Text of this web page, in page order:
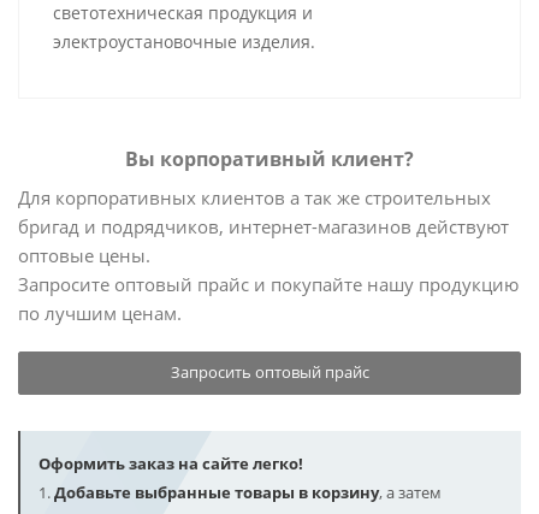
светотехническая продукция и
электроустановочные изделия.
Вы корпоративный клиент?
Для корпоративных клиентов а так же строительных
бригад и подрядчиков, интернет-магазинов действуют
оптовые цены.
Запросите оптовый прайс и покупайте нашу продукцию
по лучшим ценам.
Запросить оптовый прайс
Оформить заказ на сайте легко!
1.Добавьте выбранные товары в корзину, а затем